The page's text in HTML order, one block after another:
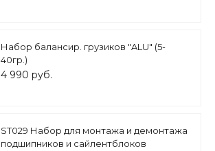
Набор балансир. грузиков "ALU" (5-
40гр.)
4 990 руб.
ST029 Набор для монтажа и демонтажа
подшипников и сайлентблоков